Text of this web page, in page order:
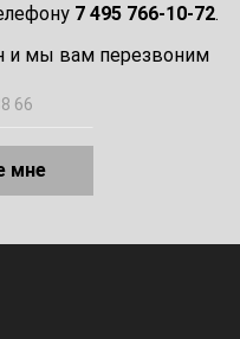
7 495 766-10-72.
и мы вам перезвоним
Позвоните мне